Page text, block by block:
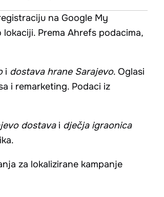
na Google My
Prema Ahrefs podacima,
i dostava hrane Sarajevo. Oglasi
i remarketing. Podaci iz
dostavai dječja igraonica
za lokalizirane kampanje